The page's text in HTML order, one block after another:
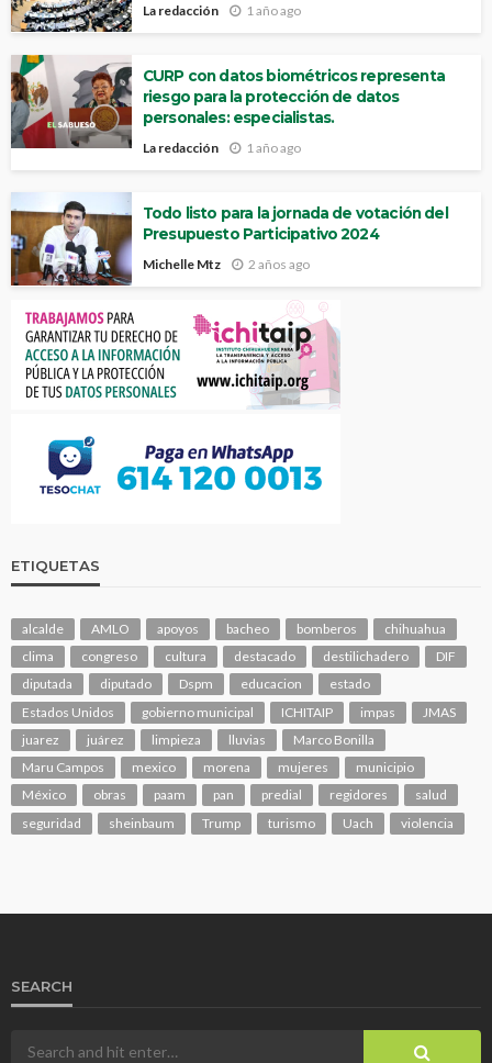
La redacción 1 año ago
CURP con datos biométricos representa
riesgo para la protección de datos
personales: especialistas.
La redacción 1 año ago
Todo listo para la jornada de votación del
Presupuesto Participativo 2024
Michelle Mtz 2 años ago
ETIQUETAS
alcalde AMLO apoyos bacheo bomberos
chihuahua
clima
congreso cultura destacado destilichadero
DIF
diputada
diputado Dspm educacion
estado
Estados Unidos
gobierno municipal ICHITAIP impas
JMAS
juarez
juárez limpieza lluvias
Marco Bonilla
Maru Campos
mexico morena mujeres
municipio
México
obras paam pan predial regidores
salud
seguridad
sheinbaum Trump turismo Uach violencia
SEARCH